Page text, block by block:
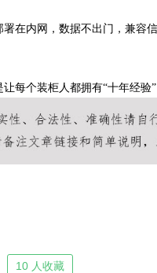
在内网，数据不出门，兼容
每个装柜人都拥有“十年经验
10 人收藏